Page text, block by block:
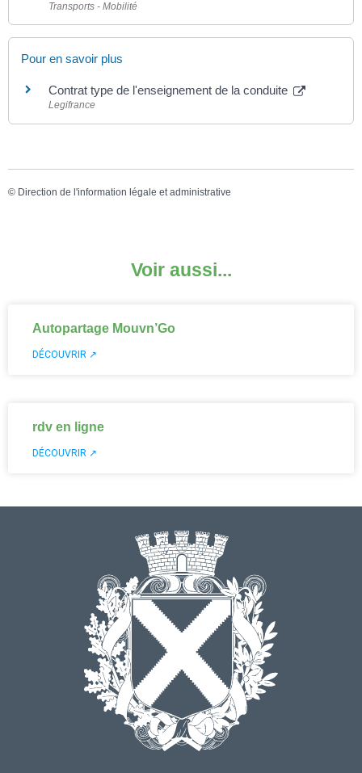
Transports - Mobilité
Pour en savoir plus
Contrat type de l'enseignement de la conduite
Legifrance
© Direction de l'information légale et administrative
Voir aussi...
Autopartage Mouvn’Go
DÉCOUVRIR ↗
rdv en ligne
DÉCOUVRIR ↗